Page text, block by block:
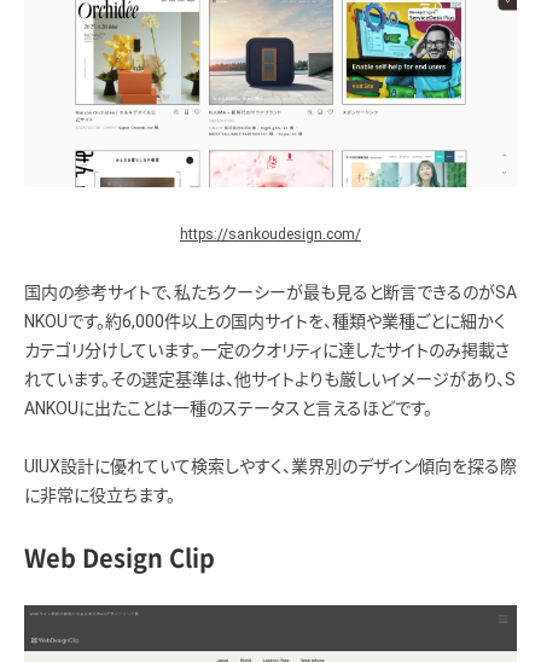
https://sankoudesign.com/
国内の参考サイトで、私たちクーシーが最も見ると断言できるのがSA
NKOUです。約6,000件以上の国内サイトを、種類や業種ごとに細かく
カテゴリ分けしています。一定のクオリティに達したサイトのみ掲載さ
れています。その選定基準は、他サイトよりも厳しいイメージがあり、S
ANKOUに出たことは一種のステータスと言えるほどです。
UIUX設計に優れていて検索しやすく、業界別のデザイン傾向を探る際
に非常に役立ちます。
Web Design Clip